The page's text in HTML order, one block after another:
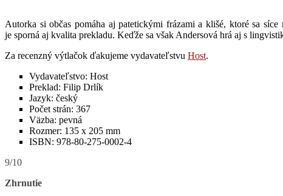
Autorka si občas pomáha aj patetickými frázami a klišé, ktoré sa
je sporná aj kvalita prekladu. Keďže sa však Andersová hrá aj s
Za recenzný výtlačok ďakujeme vydavateľstvu Host.
Vydavateľstvo: Host
Preklad: Filip Drlík
Jazyk: český
Počet strán: 367
Väzba: pevná
Rozmer: 135 x 205 mm
ISBN: 978-80-275-0002-4
9/10
Zhrnutie